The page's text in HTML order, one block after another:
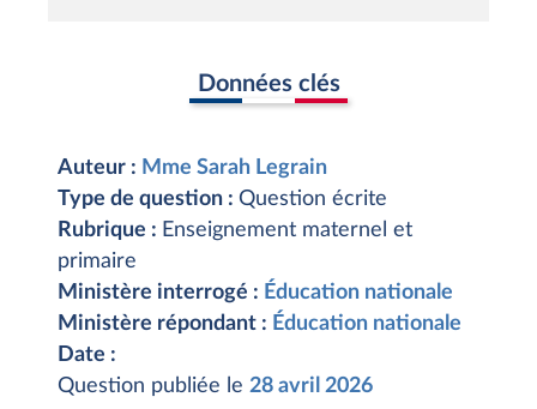
Données clés
Auteur : Mme Sarah Legrain
Type de question : Question écrite
Rubrique : Enseignement maternel et
primaire
Ministère interrogé : Éducation nationale
Ministère répondant : Éducation nationale
Date :
Question publiée le 28 avril 2026